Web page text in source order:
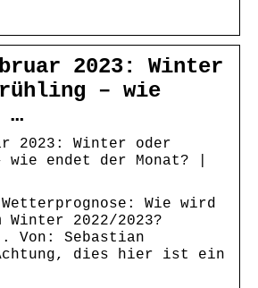
2023: Winter
– wie
…
2023: Winter oder
endet der Monat? |
Wie wird
Winter 2022/2023?
Von: Sebastian
dies hier ist ein